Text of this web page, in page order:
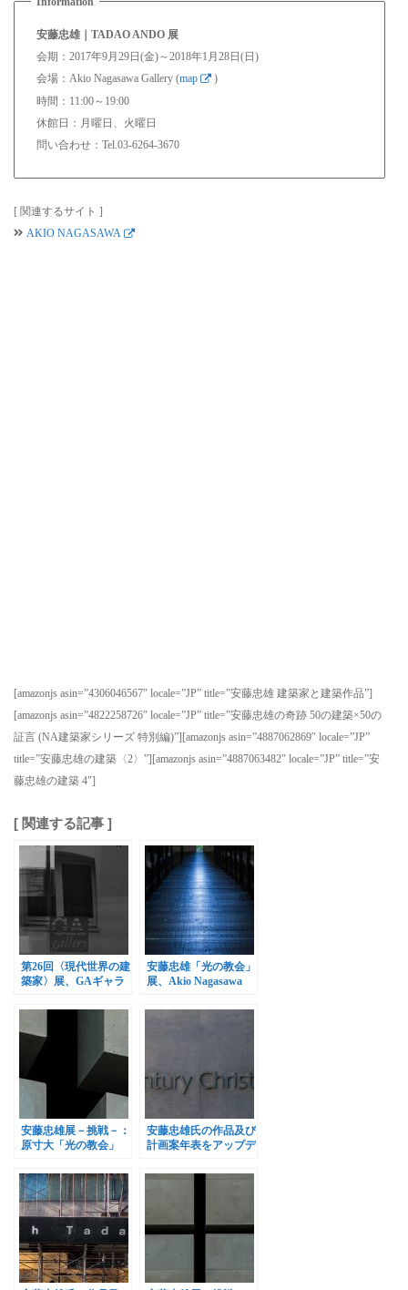
安藤忠雄｜TADAO ANDO 展
会期：2017年9月29日(金)～2018年1月28日(日)
会場：Akio Nagasawa Gallery (map
)
時間：11:00～19:00
休館日：月曜日、火曜日
問い合わせ：Tel.03-6264-3670
[ 関連するサイト ]
AKIO NAGASAWA
[amazonjs asin=”4306046567″ locale=”JP” title=”安藤忠雄 建築家と建築作品”]
[amazonjs asin=”4822258726″ locale=”JP” title=”安藤忠雄の奇跡 50の建築×50の
証言 (NA建築家シリーズ 特別編)”][amazonjs asin=”4887062869″ locale=”JP”
title=”安藤忠雄の建築〈2〉”][amazonjs asin=”4887063482″ locale=”JP” title=”安
藤忠雄の建築 4″]
[ 関連する記事 ]
第26回〈現代世界の建
築家〉展、GAギャラ
安藤忠雄「光の教会」
展、Akio Nagasawa
安藤忠雄展－挑戦－：
原寸大「光の教会」
安藤忠雄氏の作品及び
計画案年表をアップデ